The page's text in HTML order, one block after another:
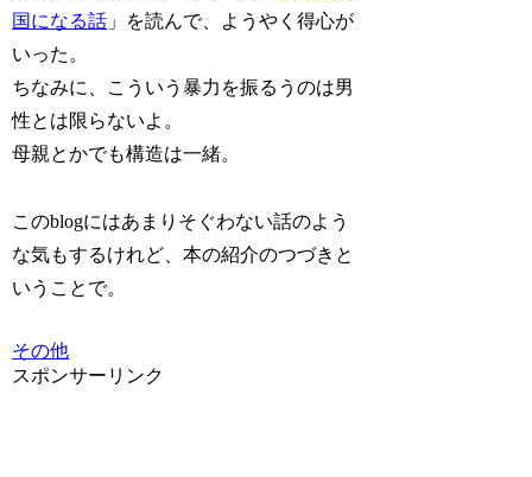
国になる話 」を読んで、ようやく得心が
いった。
ちなみに、こういう暴力を振るうのは男
性とは限らないよ。
母親とかでも構造は一緒。
このblogにはあまりそぐわない話のよう
な気もするけれど、本の紹介のつづきと
いうことで。
その他
スポンサーリンク